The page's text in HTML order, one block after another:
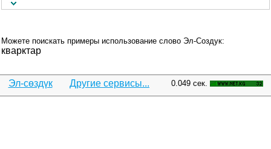
Можете поискать примеры использование слово Эл-Создук:
кварктар
Эл-сөздүк Другие сервисы... 0.049 сек.